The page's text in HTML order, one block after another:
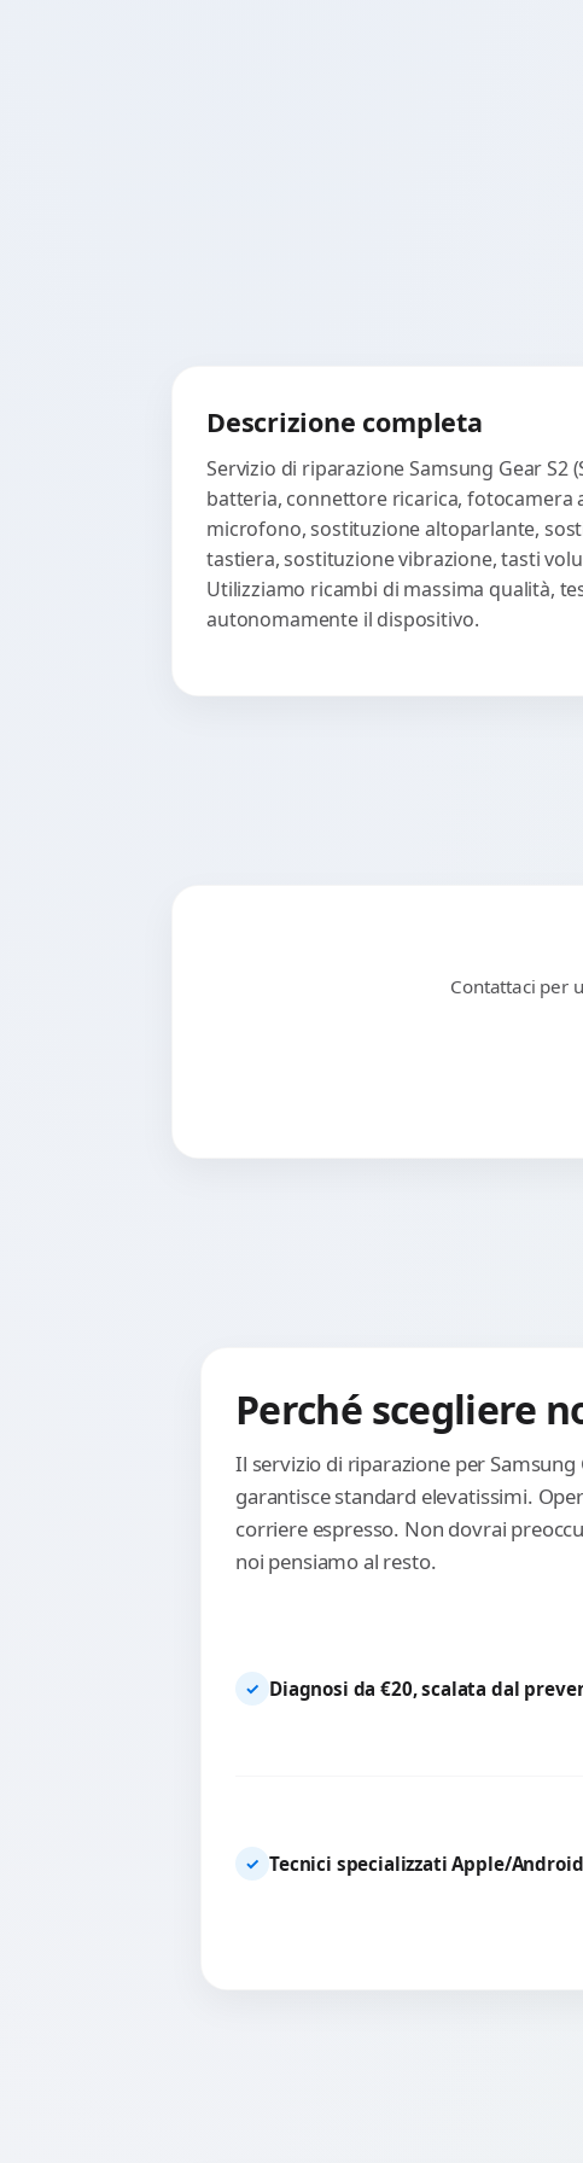
Descrizione completa
Servizio di riparazione Samsung Gear
batteria, connettore ricarica,
microfono, sostituzione altoparlante,
tastiera, sostituzione vibrazione, tasti
Utilizziamo ricambi di massima qualità,
autonomamente il dispositivo.
Contattaci per
Perché scegliere
Il servizio di riparazione per Samsung
garantisce standard elevatissimi.
corriere espresso. Non dovrai
noi pensiamo al resto.
✓ Diagnosi da €20, scalata dal
✓ Tecnici specializzati Apple/Android